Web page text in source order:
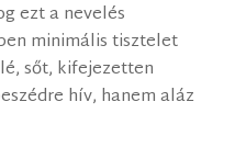
ezt a nevelés
minimális tisztelet
sőt, kifejezetten
hív, hanem aláz